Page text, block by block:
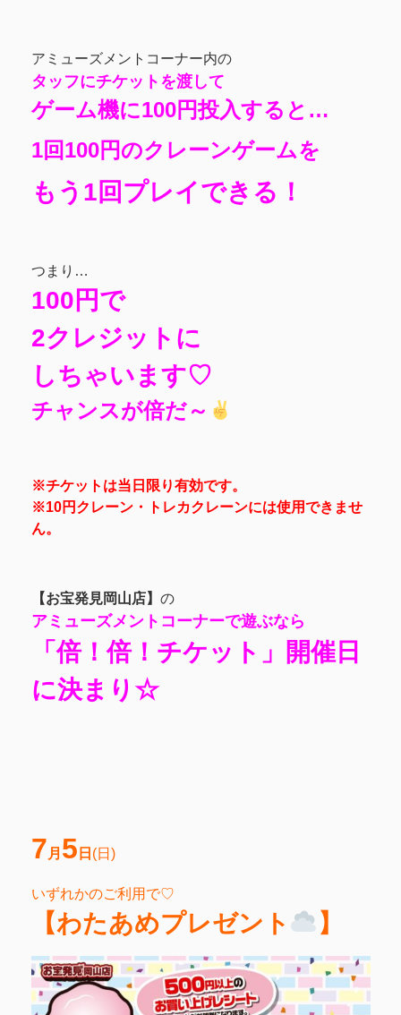
アミューズメントコーナー内の
タッフにチケットを渡して
ゲーム機に100円投入すると…
1回100円のクレーンゲームを
もう1回プレイできる！
つまり…
100円で
2クレジットに
しちゃいます♡
チャンスが倍だ～
※チケットは当日限り有効です。
※10円クレーン・トレカクレーンには使用できませ
ん。
【お宝発見岡山店】 の
アミューズメントコーナーで遊ぶなら
「倍！倍！チケット」開催日
に決まり☆
7 月 5 日 (日)
いずれかのご利用で♡
【わたあめプレゼント 】